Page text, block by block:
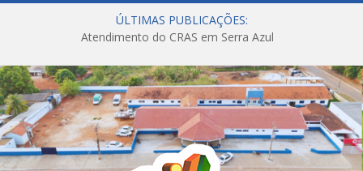
ÚLTIMAS PUBLICAÇÕES:
Atendimento do CRAS em Serra Azul